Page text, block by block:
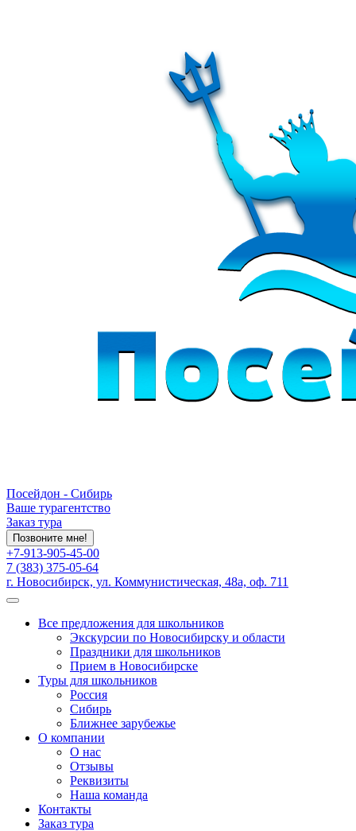
Посейдон - Сибирь
Ваше турагентство
Заказ тура
Позвоните мне!
+7-913-905-45-00
7 (383) 375-05-64
г. Новосибирск, ул. Коммунистическая, 48а, оф. 711
Все предложения для школьников
Экскурсии по Новосибирску и области
Праздники для школьников
Прием в Новосибирске
Туры для школьников
Россия
Сибирь
Ближнее зарубежье
О компании
О нас
Отзывы
Реквизиты
Наша команда
Контакты
Заказ тура